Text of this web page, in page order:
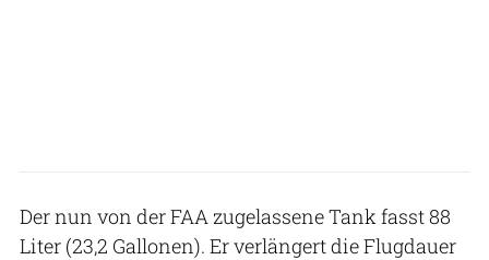
Der nun von der FAA zugelassene Tank fasst 88
Liter (23,2 Gallonen). Er verlängert die Flugdauer